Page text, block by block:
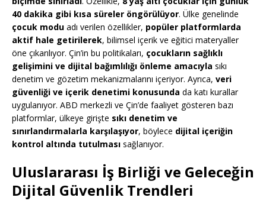
40 dakika gibi kısa süreler öngörülüyor. Ülke genelinde
çocuk modu adı verilen özellikler, popüler platformlarda
aktif hale getirilerek, bilimsel içerik ve eğitici materyaller
öne çıkarılıyor. Çin’in bu politikaları, çocukların sağlıklı
gelişimini ve dijital bağımlılığı önleme amacıyla sıkı
denetim ve gözetim mekanizmalarını içeriyor. Ayrıca, veri
güvenliği ve içerik denetimi konusunda da katı kurallar
uygulanıyor. ABD merkezli ve Çin’de faaliyet gösteren bazı
platformlar, ülkeye girişte sıkı denetim ve
sınırlandırmalarla karşılaşıyor, böylece dijital içeriğin
kontrol altında tutulması sağlanıyor.
Uluslararası İş Birliği ve Geleceğin
Dijital Güvenlik Trendleri